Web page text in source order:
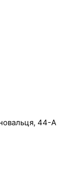
44-А